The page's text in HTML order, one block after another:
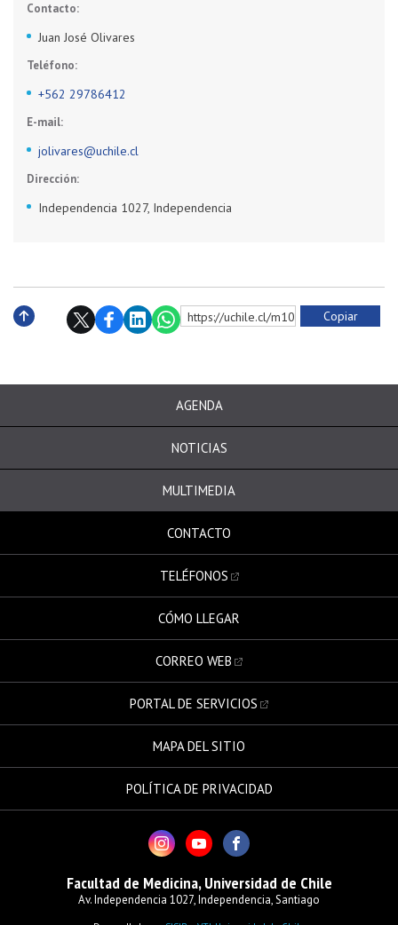
Contacto:
Juan José Olivares
Teléfono:
+562 29786412
E-mail:
jolivares@uchile.cl
Dirección:
Independencia 1027, Independencia
https://uchile.cl/m10130 Copiar
AGENDA
NOTICIAS
MULTIMEDIA
CONTACTO
TELÉFONOS
CÓMO LLEGAR
CORREO WEB
PORTAL DE SERVICIOS
MAPA DEL SITIO
POLÍTICA DE PRIVACIDAD
Facultad de Medicina, Universidad de Chile
Av. Independencia 1027, Independencia, Santiago